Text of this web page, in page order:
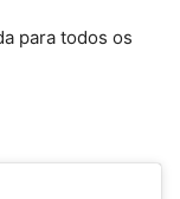
para todos os